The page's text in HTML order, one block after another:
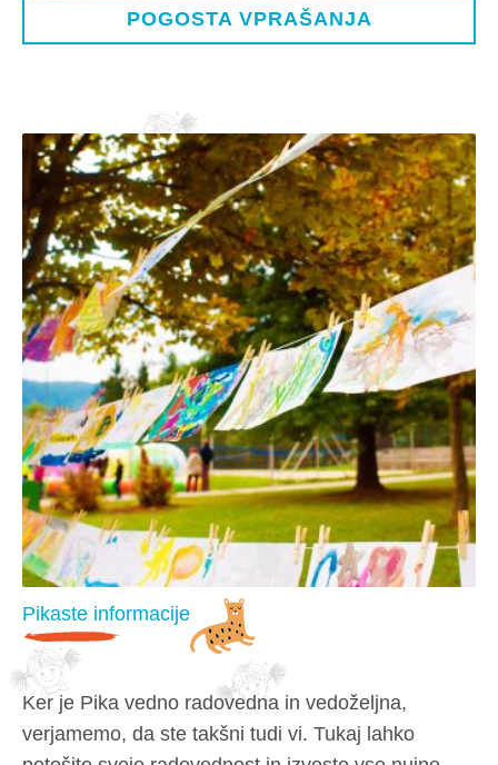
POGOSTA VPRAŠANJA
Pikaste informacije
Ker je Pika vedno radovedna in vedoželjna,
verjamemo, da ste takšni tudi vi. Tukaj lahko